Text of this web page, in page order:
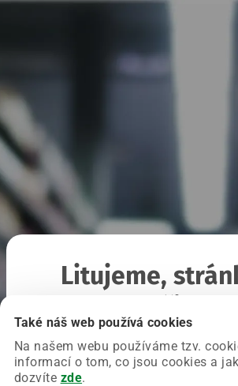
Také náš web používá cookies
Na našem webu používáme tzv.
informací o tom, co jsou cookies a
dozvíte zde.
Litujeme,
Chyba nastala na naší straně a už
Zkuste prosím znovu načíst